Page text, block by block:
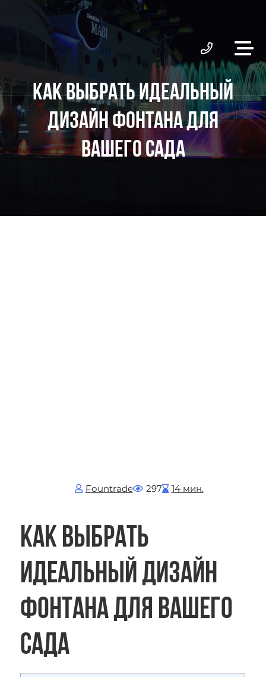
КАК ВЫБРАТЬ ИДЕАЛЬНЫЙ
ДИЗАЙН ФОНТАНА ДЛЯ
ВАШЕГО САДА
Fоuntrade 297 14 мин.
Как выбрать
идеальный дизайн
фонтана для вашего
сада